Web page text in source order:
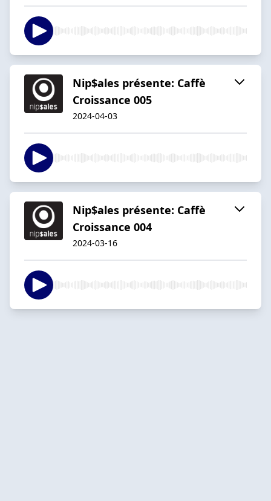
Nip$ales présente: Caffè
Croissance 005
2024-04-03
Nip$ales présente: Caffè
Croissance 004
2024-03-16